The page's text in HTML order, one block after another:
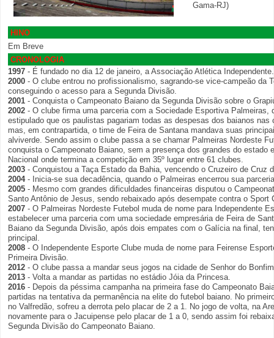
Gama-RJ)
HINO
Em Breve
CRONOLOGIA
1997 - É fundado no dia 12 de janeiro, a Associação Atlética Independente.
2000 - O clube entrou no profissionalismo, sagrando-se vice-campeão da
conseguindo o acesso para a Segunda Divisão.
2001 - Conquista o Campeonato Baiano da Segunda Divisão sobre o
2002 - O clube firma uma parceria com a Sociedade Esportiva Palmeiras,
estipulado que os paulistas pagariam todas as despesas dos baianos nas
mas, em contrapartida, o time de Feira de Santana mandava suas
alviverde. Sendo assim o clube passa a se chamar Palmeiras Nordeste
conquista o Campeonato Baiano, sem a presença dos grandes do estado
Nacional onde termina a competição em 35º lugar entre 61 clubes.
2003 - Conquistou a Taça Estado da Bahia, vencendo o Cruzeiro de Cruz
2004- Inicia-se sua decadência, quando o Palmeiras encerrou sua
2005 - Mesmo com grandes dificuldades financeiras disputou o
Santo Antônio de Jesus, sendo rebaixado após desempate contra o Sport
2007 - O Palmeiras Nordeste Futebol muda de nome para Independente
estabelecer uma parceria com uma sociedade empresária de Feira de
Baiano da Segunda Divisão, após dois empates com o Galícia na final,
principal.
2008 - O Independente Esporte Clube muda de nome para Feirense
Primeira Divisão.
2012 - O clube passa a mandar seus jogos na cidade de Senhor do
2013 - Volta a mandar as partidas no estádio Jóia da Princesa.
2016 - Depois da péssima campanha na primeira fase do Campeonato
partidas na tentativa da permanência na elite do futebol baiano. No
no Valfredão, sofreu a derrota pelo placar de 2 a 1. No jogo de volta, na
novamente para o Jacuipense pelo placar de 1 a 0, sendo assim foi
Segunda Divisão do Campeonato Baiano.